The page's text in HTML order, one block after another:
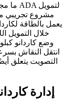
يعمل بالطاقة
خلال التمويل
وضع كاردانو
انتقل النقاش
التصويت يتعلق
إدارة